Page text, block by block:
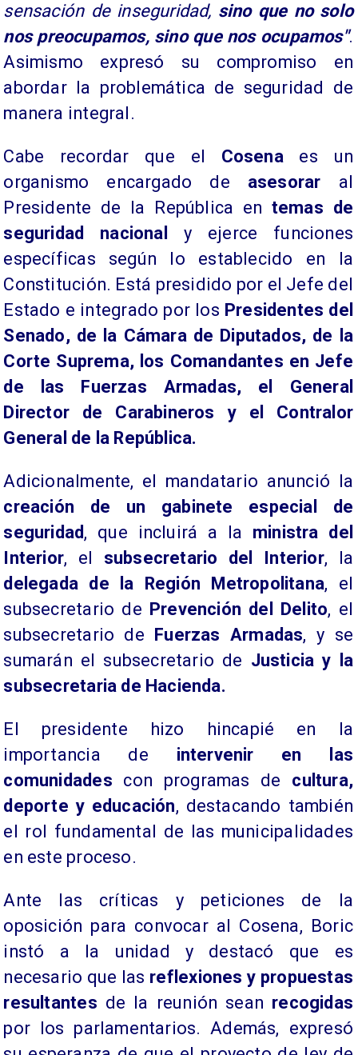
sensación de inseguridad, sino que no solo
nos preocupamos, sino que nos ocupamos".
Asimismo expresó su compromiso en
abordar la problemática de seguridad de
manera integral.
​Cabe recordar que el Cosena es un
organismo encargado de asesorar al
Presidente de la República en temas de
seguridad
nacional
y ejerce funciones
específicas según lo establecido en la
Constitución. Está presidido por el Jefe del
Estado e integrado por los Presidentes del
Senado, de la Cámara de Diputados, de la
Corte Suprema, los Comandantes en Jefe
de las Fuerzas Armadas, el General
Director de Carabineros y el Contralor
General de la República.
​Adicionalmente, el mandatario anunció la
creación de un gabinete especial de
seguridad, que incluirá a la ministra del
Interior, el subsecretario del Interior, la
delegada de la Región Metropolitana, el
subsecretario de Prevención del Delito, el
subsecretario de
Fuerzas Armadas, y se
sumarán el subsecretario de Justicia y la
subsecretaria de Hacienda.
​El presidente hizo hincapié en la
importancia de intervenir en las
comunidades con programas de cultura,
deporte y educación, destacando también
el rol fundamental de las municipalidades
en este proceso.
Ante las críticas y peticiones de la
oposición para convocar al Cosena, Boric
instó a la unidad y destacó que es
necesario que las reflexiones y propuestas
resultantes de la reunión sean recogidas
por los parlamentarios. Además, expresó